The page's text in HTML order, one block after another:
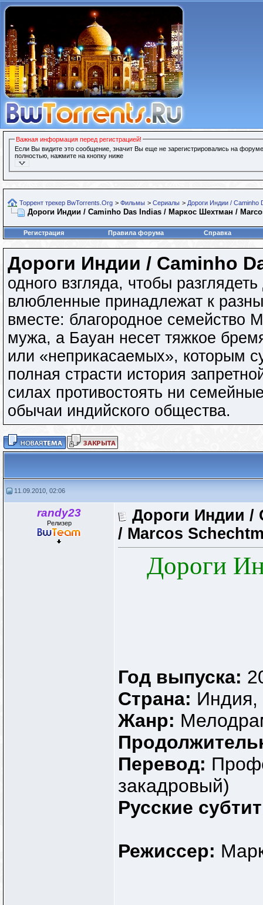
Важная информация перед регистрацией!
Если Вы видите это сообщение, значит Вы еще не зарегистрировались на
полностью, нажмите на кнопку ниже
Торрент трекер BwTorrents.Org > Фильмы > Сериалы > Дороги Индии / Caminho
Дороги Индии / Caminho Das Indias / Маркос Шехтман /
Регистрация Правила форума Справка
Дороги Индии / Caminho
одного взгляда, чтобы
влюбленные принадлежат к
вместе: благородное семейство
мужа, а Бауан несет тяжкое
или «неприкасаемых», которым
полная страсти история
силах противостоять ни
обычаи индийского общества.
11.09.2010, 02:06
randy23
Релизер
Дороги Индии /
/ Marcos
Дороги
Год выпуска:
Страна: Индия,
Жанр:
Перевод:
закадровый)
Русские
Режиссер: